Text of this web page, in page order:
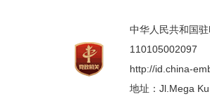
中华人民共和国
110105002097
http://id.china-
地址：Jl.Mega